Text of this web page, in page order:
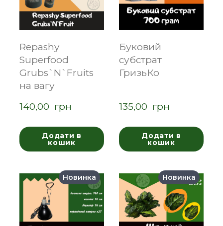
Repashy
Superfood
Grubs`N`Fruits
на вагу
140,00  грн
Додати в
кошик
Буковий
субстрат
ГризьКо
135,00  грн
Додати в
кошик
Новинка Новинка